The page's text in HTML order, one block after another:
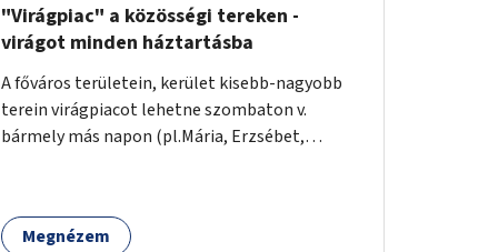
"Virágpiac" a közösségi tereken -
virágot minden háztartásba
A főváros területein, kerület kisebb-nagyobb
terein virágpiacot lehetne szombaton v.
bármely más napon (pl.Mária, Erzsébet,
helyeket, 50-150nm vagy afeletti területet (ha
sokakat érdekelne). Névleges összeget fizetne
Megnézem